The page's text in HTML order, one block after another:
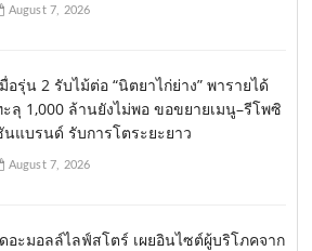
August 7, 2026
อรุ่น 2 รับไม้ต่อ “นิตยาไก่ย่าง” พารายได้
ลุ 1,000 ล้านยังไม่พอ ขอขยายเมนู–รีโพซิ
นแบรนด์ รับการโตระยะยาว
August 7, 2026
ดอะมอลล์ไลฟ์สโตร์ เผยอินไซต์ผู้บริโภคจาก